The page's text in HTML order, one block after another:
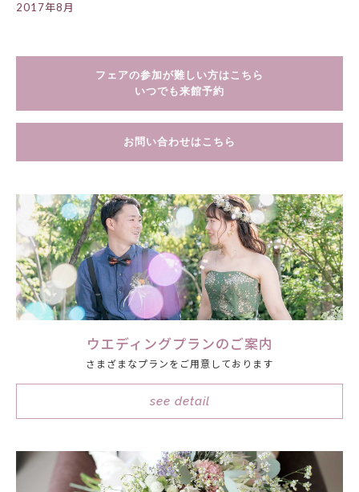
2017年8月
フェアの参加が難しい方はこちら
いつでも来館予約
お問い合わせはこちら
ウエディングプランのご案内
さまざまなプランをご用意しております
see detail